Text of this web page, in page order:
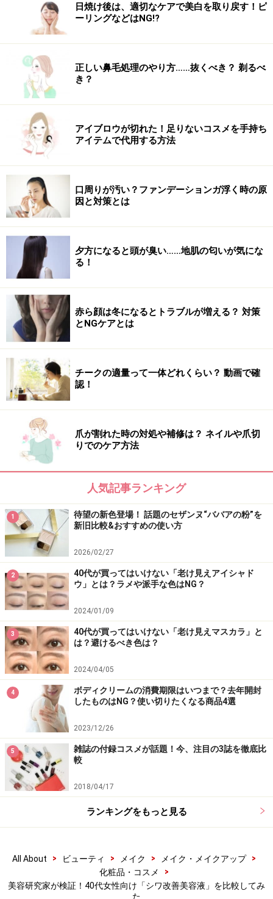
3：CMでお馴染み＆私のリピート率も最
多！ 資生堂発シワ改善美容液
くっきり刻まれたシワにはガツンと一撃を加えたいけれ
ど、10000円以下で購入したい……。ユーザーの心理に寄
り添った絶妙な価格設定や使い心地よさ、実感力などか
らヒットしたのはこちらの商品。
■お手入れの最後に使う「エリクシール シュペリエル エ
ンリッチド リンクルクリーム」（S：税抜5800円、L：
税抜7800円）
こっくりとしたテクスチャーの「エリクシール シュペリエ
ル エンリッチド リンクルクリーム」（S：税抜5800円、L：
税抜7800円）
シワ改善美容液の中でCM効果も手伝って最もポピュラー
と言えるのが、資生堂の「エリクシール シュペリエル
エンリッチド リンクルクリーム」。
レチノール」
へと導きます。昨年までで私が最もリピートしたシワ改
善美容液も、こちらの商品。個人差はあるものの比較的
スピーディな実感力でつい手が伸びました。
その一方で皮膚が薄く目元にトラブルが起こりやすい私
の場合、肝心な目元に使用できず……。そのためパーツに
よって使い分ける方法もアリです。朝晩使用でき、夜は
に使用します。なお紫外線対策はより万全に行うのがお
すすめです。
4：パイオニア発！ リニューアルされた贅
沢プライスのシワ改善美容液
10000円超えともなると、投資する側にも勇気が必要で
すよね。だからこそ確かな研究・技術を背景に誕生した
商品を選ぶのがポイントです。
■美容液の後、乳液の前に使用する「ポーラ リンクルシ
ョット メディカル セラム」（税抜13500円）
硬めのテクスチャーで狙った部分に留まる「ポーラ リンク
ルショット メディカル セラム」（税抜13500円）
シワ改善のパイオニア「ポーラ」
初めてリニューアルされた「リンクルショット メディカ
ューアルで新たに肌のハリと潤いをサポートする成分と
してポーラオリジナル複合成分「ICユニット1」や複合成
分「エイドリキッド」、美しくしなやかに動く肌をサポ
日焼け後は、適切なケアで美白を取り戻す！ピ
ーリングなどはNG!?
正しい鼻毛処理のやり方……抜くべき？ 剃るべ
き？
アイブロウが切れた！足りないコスメを手持ち
アイテムで代用する方法
口周りが汚い？ファンデーションガ浮く時の原
因と対策とは
夕方になると頭が臭い……地肌の匂いが気にな
る！
赤ら顔は冬になるとトラブルが増える？ 対策
とNGケアとは
チークの適量って一体どれくらい？ 動画で確
認！
爪が割れた時の対処や補修は？ ネイルや爪切
りでのケア方法
人気記事ランキング
1
待望の新色登場！ 話題のセザンヌ“ババアの粉”を
新旧比較&おすすめの使い方
2026/02/27
2
40代が買ってはいけない「老け見えアイシャド
ウ」とは？ラメや派手な色はNG？
2024/01/09
3
40代が買ってはいけない「老け見えマスカラ」と
は？避けるべき色は？
2024/04/05
4
ボディクリームの消費期限はいつまで？去年開封
したものはNG？使い切りたくなる商品4選
2023/12/26
5
雑誌の付録コスメが話題！今、注目の3誌を徹底比
較
2018/04/17
ランキングをもっと見る
All About > ビューティ > メイク > メイク・メイクアップ
>
化粧品・コスメ
>
美容研究家が検証！40代女性向け「シワ改善美容液」を比較してみ
た